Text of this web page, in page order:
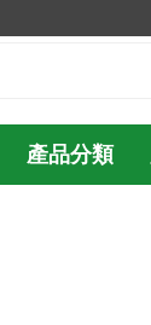
產品分類